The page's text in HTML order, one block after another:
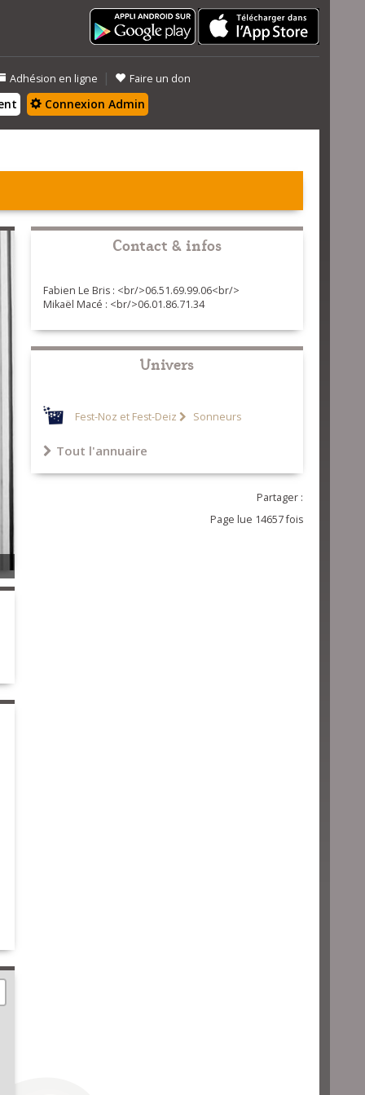
Adhésion en ligne | Faire un don
Connexion Admin
Contact & infos
Fabien Le Bris : <br/>06.51.69.99.06<br/>
Mikaël Macé : <br/>06.01.86.71.34
Univers
Fest-Noz et Fest-Deiz Sonneurs
Tout l'annuaire
Partager :
Page lue 14657 fois